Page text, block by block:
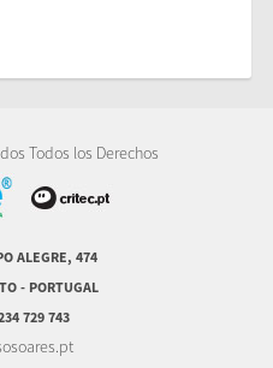
Todos los Derechos
ALEGRE, 474
- PORTUGAL
729 743